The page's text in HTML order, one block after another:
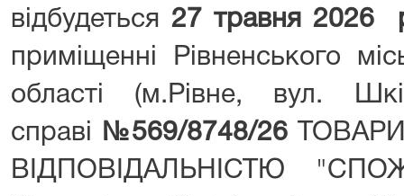
відбудеться27 травня 2026
приміщенні Рівненського
області (м.Рівне, вул.
справі
№569/8748/26
ВІДПОВІДАЛЬНІСТЮ